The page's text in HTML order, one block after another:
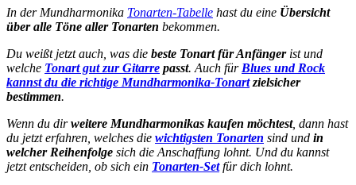
In der Mundharmonika Tonarten-Tabelle hast du eine Übersicht
über alle Töne aller Tonarten bekommen.
Du weißt jetzt auch, was die beste Tonart für Anfängerist und
welche Tonart gut zur Gitarre passt. Auch für Blues und Rock
kannst du die richtige Mundharmonika-Tonartzielsicher
bestimmen.
Wenn du dirweitere Mundharmonikas kaufen möchtest, dann hast
du jetzt erfahren, welches die wichtigsten Tonarten sind und in
welcher Reihenfolge sich die Anschaffung lohnt. Und du kannst
jetzt entscheiden, ob sich ein Tonarten-Setfür dich lohnt.